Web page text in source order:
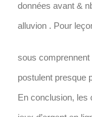
données avant &
alluvion . Pour
sous
postulent presque
En conclusion, les